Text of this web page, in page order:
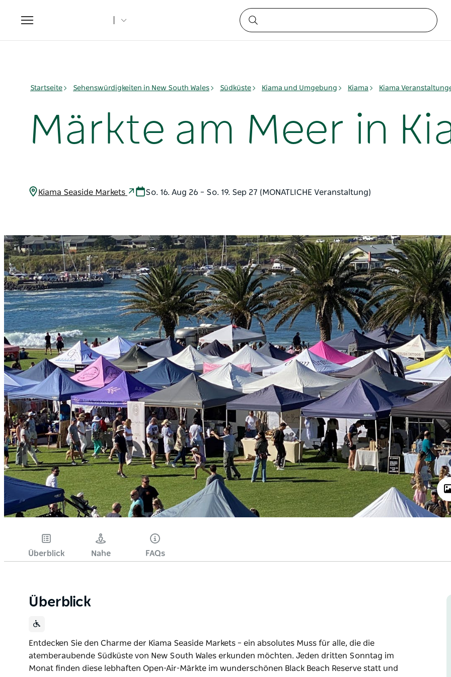
Toggle
navigation
Startseite Sehenswürdigkeiten in New South Wales Südküste Kiama und Umgebung Kiama Kiama
Märkte am Meer in
Kiama Seaside Markets So. 16. Aug 26 – So. 19. Sep 27 (MONATLICHE Veranstaltung)
Überblick Nahe FAQs
Überblick
Entdecken Sie den Charme der Kiama Seaside Markets – ein absolutes Muss für alle, die die
atemberaubende Südküste von New South Wales erkunden möchten. Jeden dritten Sonntag im
Monat finden diese lebhaften Open-Air-Märkte im wunderschönen Black Beach Reserve statt und